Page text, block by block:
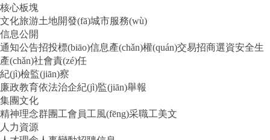
核心板塊
文化旅游土地開發(fā)城市服務(wù)
信息公開
通知公告招投標(biāo)信息產(chǎn)權(quán)交易招商選資安全生
產(chǎn)社會責(zé)任
紀(jì)檢監(jiān)察
廉政教育依法治企紀(jì)監(jiān)舉報
集團文化
精神理念群團工會 員工風(fēng)采職工美文
人力資源